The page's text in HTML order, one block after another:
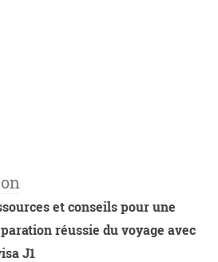
et conseils pour une
réussie du voyage avec
J1